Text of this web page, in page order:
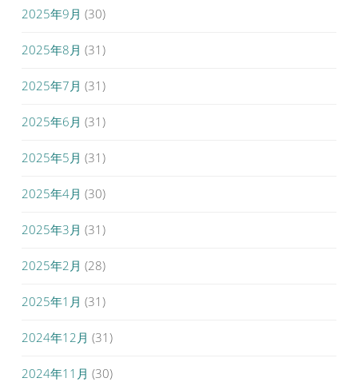
2025年9月 (30)
2025年8月 (31)
2025年7月 (31)
2025年6月 (31)
2025年5月 (31)
2025年4月 (30)
2025年3月 (31)
2025年2月 (28)
2025年1月 (31)
2024年12月 (31)
2024年11月 (30)